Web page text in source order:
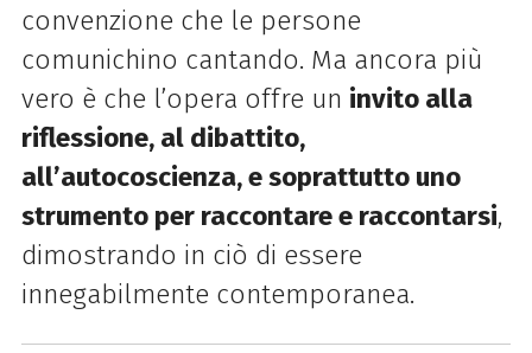
convenzione che le persone
comunichino cantando. Ma ancora più
vero è che l’opera offre un invito alla
riflessione, al dibattito,
all’autocoscienza, e soprattutto uno
strumento per raccontare e raccontarsi,
dimostrando in ciò di essere
innegabilmente contemporanea.